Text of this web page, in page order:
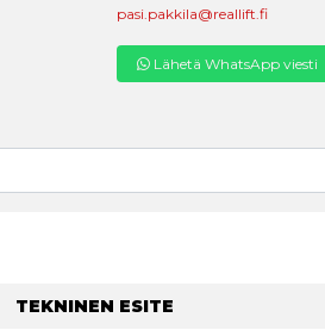
pasi.pakkila@reallift.fi
Lähetä WhatsApp viesti
TEKNINEN ESITE